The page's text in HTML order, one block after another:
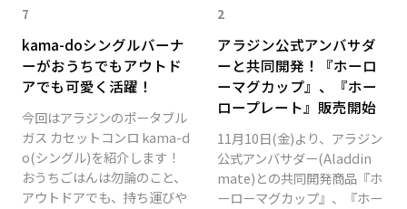
7
kama-doシングルバーナ
ーがおうちでもアウトド
アでも可愛く活躍！
今回はアラジンのポータブル
ガス カセットコンロ kama-d
o(シングル)を紹介します！
おうちごはんは勿論のこと、
アウトドアでも、持ち運びや
2
アラジン公式アンバサダ
ーと共同開発！『ホーロ
ーマグカップ』、『ホー
ロープレート』販売開始
11月10日(金)より、アラジン
公式アンバサダー(Aladdin
mate)との共同開発商品『ホ
ーローマグカップ』、『ホー